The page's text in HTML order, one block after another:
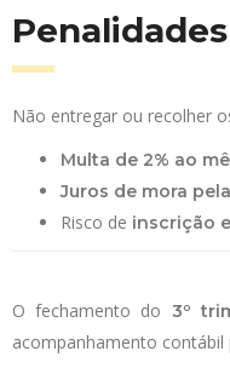
Não entregar ou recolher
Multa de 2% ao
Juros de mora pela
Risco de inscrição
O fechamento do 3º
acompanhamento